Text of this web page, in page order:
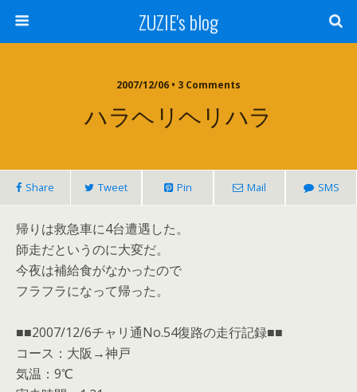
ZUZIE's blog
2007/12/06 • 3 Comments
ハラヘリヘリハラ
Share Tweet Pin Mail SMS
帰りは救急車に4台遭遇した。
師走だというのに大変だ。
今夜は補給食がなかったので
フラフラになって帰った。
■■2007/12/6チャリ通No.54復路の走行記録■■
コース：大阪→神戸
気温：9℃